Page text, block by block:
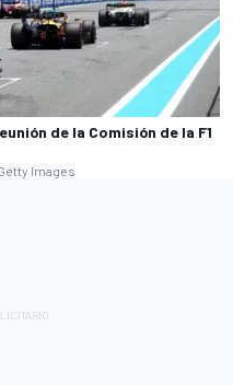
de la Comisión de la F1
Images